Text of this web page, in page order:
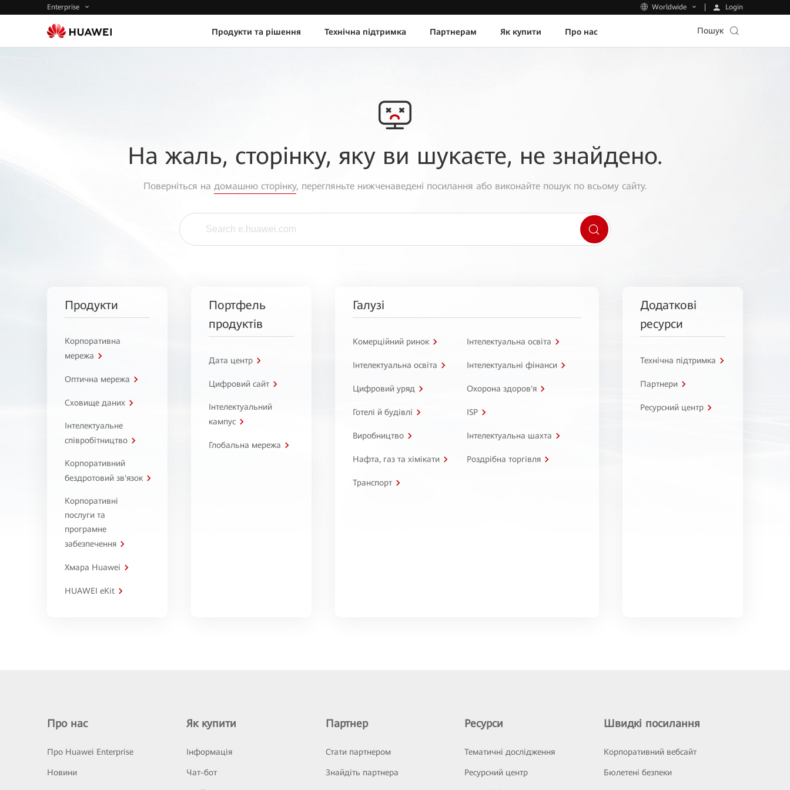
Enterprise Worldwide Login
Продукти та рішення Технічна підтримка Партнерам Як купити Про нас Пошук
На жаль, сторінку, яку ви шукаєте, не знайдено.
Поверніться на домашню сторінку, перегляньте нижченаведені посилання або виконайте пошук по всьому сайту.
Продукти
Корпоративна
мережа
Оптична мережа
Сховище даних
Інтелектуальне
співробітництво
Корпоративний
бездротовий зв'язок
Корпоративні
послуги та
програмне
забезпечення
Хмара Huawei
HUAWEI eKit
Портфель
продуктів
Дата центр
Цифровий сайт
Інтелектуальний
кампус
Глобальна мережа
Галузі
Комерційний ринок Інтелектуальна освіта
Інтелектуальна освіта Інтелектуальні фінанси
Цифровий уряд Охорона здоров'я
Готелі й будівлі ISP
Виробництво Інтелектуальна шахта
Нафта, газ та хімікати Роздрібна торгівля
Транспорт
Додаткові
ресурси
Технічна підтримка
Партнери
Ресурсний центр
Про нас
Про Huawei Enterprise
Новини
Як купити
Інформація
Чат-бот
Партнер
Стати партнером
Знайдіть партнера
Ресурси
Тематичні дослідження
Ресурсний центр
Швидкі посилання
Корпоративний вебсайт
Бюлетені безпеки